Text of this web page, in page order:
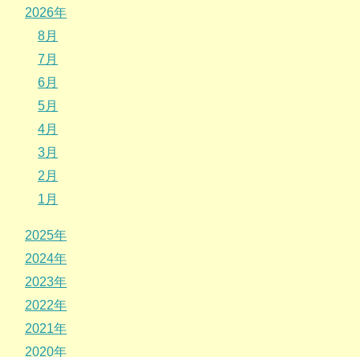
2026年
8月
7月
6月
5月
4月
3月
2月
1月
2025年
2024年
2023年
2022年
2021年
2020年